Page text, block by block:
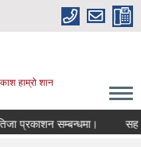
हाम्रो शान
सम्बन्धमा। सह